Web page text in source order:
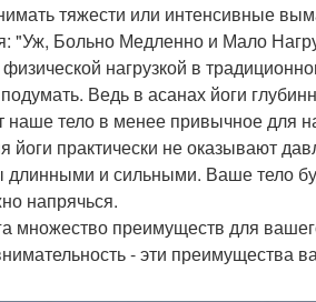
тяжести или интенсивные
"Уж, Больно Медленно и Мало
нагрузкой в
Ведь в асанах йоги
тело в менее привычное для
йоги практически не оказывают
и сильными. Ваше тело
напрячься.
множество преимуществ для
- эти преимущества